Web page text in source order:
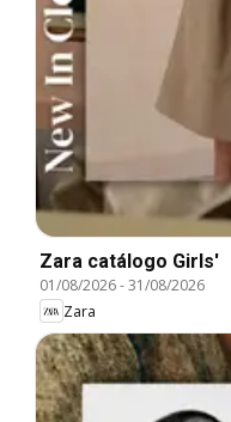
Zara catálogo Girls'
01/08/2026-31/08/2026
Zara